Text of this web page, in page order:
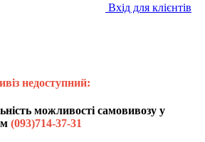
Вхід для клієнтів
недоступний:
можливості самовивозу у
(093)714-37-31